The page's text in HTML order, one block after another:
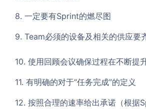
8. 一定要有Sprint的燃尽图
9. Team必须的设备及相关的供应要
10. 使用回顾会议确保过程在不断提
11. 有明确的对于“任务完成”的定义
12. 按照合理的速率给出承诺（根据